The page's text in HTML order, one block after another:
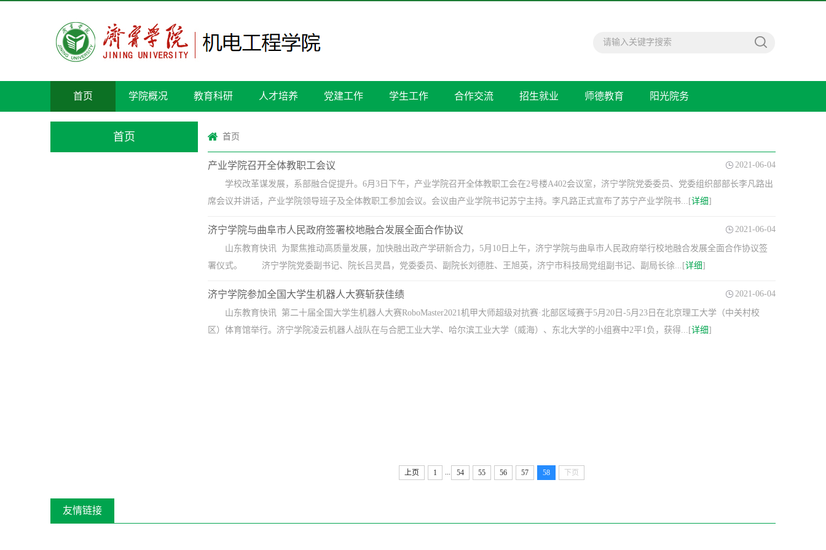
首页 学院概况 教育科研 人才培养 党建工作 学生工作 合作交流 招生就业 师德教育 阳光院务
首页 首页
产业学院召开全体教职工会议 2021-06-04
学校改革谋发展，系部融合促提升。6月3日下午，产业学院召开全体教职工会在2号楼A402会议室，济宁学院党委委员、党委组织部部长李凡路出
席会议并讲话，产业学院领导班子及全体教职工参加会议。会议由产业学院书记苏宁主持。李凡路正式宣布了苏宁产业学院书...[详细]
济宁学院与曲阜市人民政府签署校地融合发展全面合作协议 2021-06-04
山东教育快讯 为聚焦推动高质量发展，加快融出政产学研新合力，5月10日上午，济宁学院与曲阜市人民政府举行校地融合发展全面合作协议签
署仪式。 济宁学院党委副书记、院长吕灵昌，党委委员、副院长刘德胜、王旭英，济宁市科技局党组副书记、副局长徐...[详细]
济宁学院参加全国大学生机器人大赛斩获佳绩 2021-06-04
山东教育快讯 第二十届全国大学生机器人大赛RoboMaster2021机甲大师超级对抗赛·北部区域赛于5月20日-5月23日在北京理工大学（中关村校
区）体育馆举行。济宁学院凌云机器人战队在与合肥工业大学、哈尔滨工业大学（威海）、东北大学的小组赛中2平1负，获得...[详细]
上页 1 54 55 56 57 58 下页
友情链接